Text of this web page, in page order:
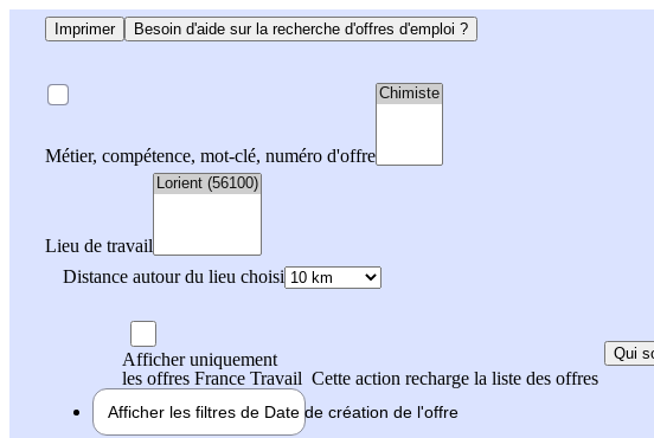
Imprimer Besoin d'aide sur la recherche d'offres d'emploi ?
Métier, compétence, mot-clé, numéro d'offre
Lieu de travail
Distance autour du lieu choisi
Afficher uniquement
les offres France Travail Cette action recharge la liste des offres
Qui
Afficher les filtres de Date de création de l'offre